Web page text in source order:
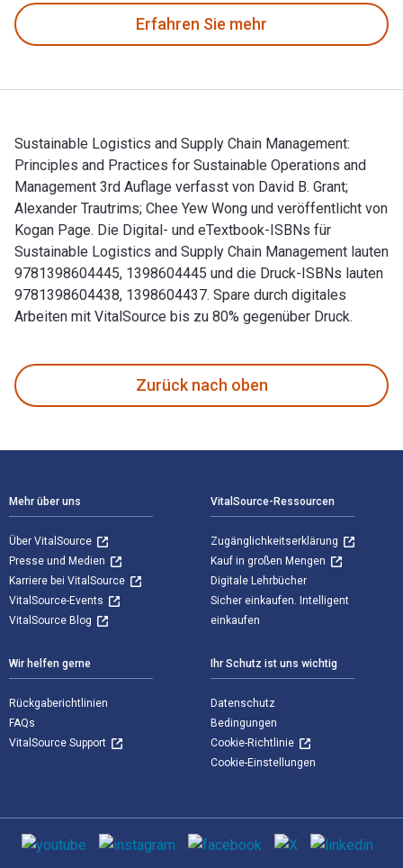
Erfahren Sie mehr
Sustainable Logistics and Supply Chain Management:
Principles and Practices for Sustainable Operations and
Management 3rd Auflage verfasst von David B. Grant;
Alexander Trautrims; Chee Yew Wong und veröffentlicht von
Kogan Page. Die Digital- und eTextbook-ISBNs für
Sustainable Logistics and Supply Chain Management lauten
9781398604445, 1398604445 und die Druck-ISBNs lauten
9781398604438, 1398604437. Spare durch digitales
Arbeiten mit VitalSource bis zu 80% gegenüber Druck.
Zurück nach oben
Mehr über uns
Über VitalSource
Presse und Medien
Karriere bei VitalSource
VitalSource-Events
VitalSource Blog
VitalSource-Ressourcen
Zugänglichkeitserklärung
Kauf in großen Mengen
Digitale Lehrbücher
Sicher einkaufen. Intelligent
einkaufen
Wir helfen gerne
Rückgaberichtlinien
FAQs
VitalSource Support
Ihr Schutz ist uns wichtig
Datenschutz
Bedingungen
Cookie-Richtlinie
Cookie-Einstellungen
Sozialen Medien